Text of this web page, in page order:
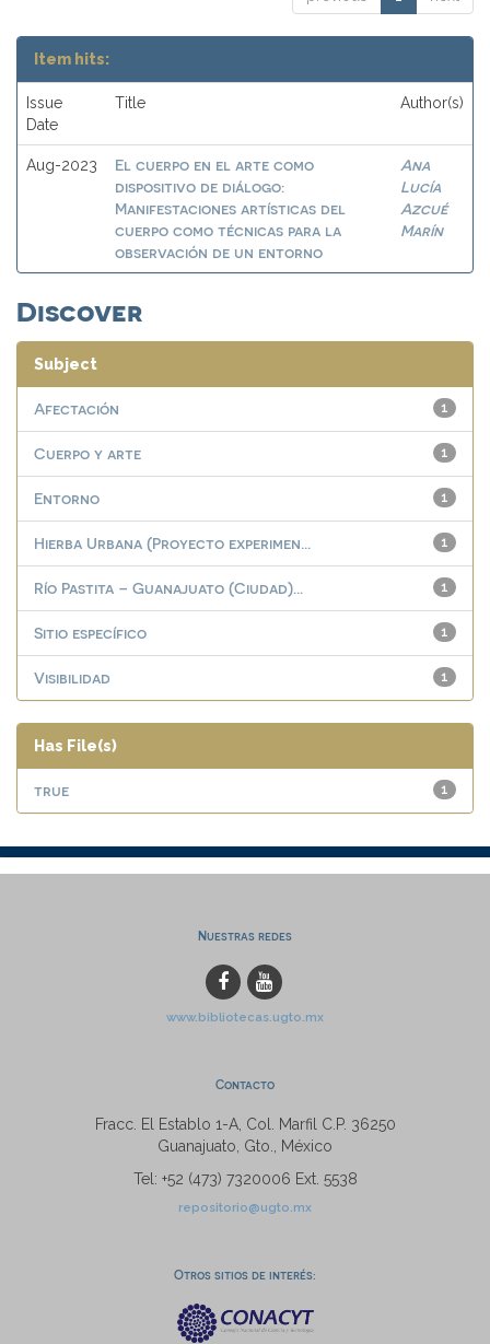
Item hits:
Issue
Date
Title Author(s)
Aug-2023
El cuerpo en el arte como
dispositivo de diálogo:
Manifestaciones artísticas del
cuerpo como técnicas para la
observación de un entorno
Ana
Lucía
Azcué
Marín
Discover
Subject
1
Afectación
1
Cuerpo y arte
1
Entorno
1
Hierba Urbana (Proyecto experimen...
1
Río Pastita – Guanajuato (Ciudad)...
1
Sitio específico
1
Visibilidad
Has File(s)
1
true
Nuestras redes
www.bibliotecas.ugto.mx
Contacto
Fracc. El Establo 1-A, Col. Marfil C.P. 36250
Guanajuato, Gto., México
Tel: +52 (473) 7320006 Ext. 5538
repositorio@ugto.mx
Otros sitios de interés: